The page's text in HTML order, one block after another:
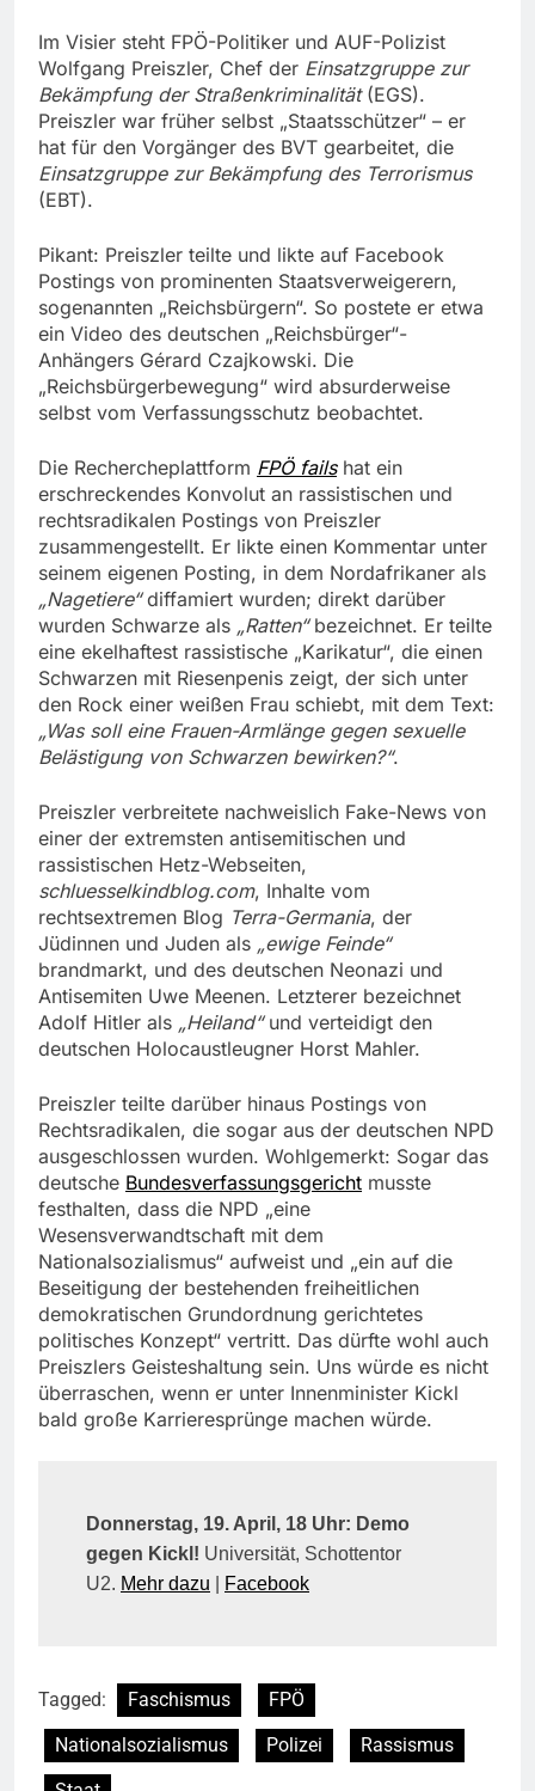
Im Visier steht FPÖ-Politiker und AUF-Polizist
Wolfgang Preiszler, Chef der Einsatzgruppe zur
Bekämpfung der Straßenkriminalität(EGS).
Preiszler war früher selbst „Staatsschützer“ – er
hat für den Vorgänger des BVT gearbeitet, die
Einsatzgruppe zur Bekämpfung des Terrorismus
(EBT).
Pikant: Preiszler teilte und likte auf Facebook
Postings von prominenten Staatsverweigerern,
sogenannten „Reichsbürgern“. So postete er etwa
ein Video des deutschen „Reichsbürger“-
Anhängers Gérard Czajkowski. Die
„Reichsbürgerbewegung“ wird absurderweise
selbst vom Verfassungsschutz beobachtet.
Die Rechercheplattform FPÖ failshat ein
erschreckendes Konvolut an rassistischen und
rechtsradikalen Postings von Preiszler
zusammengestellt. Er likte einen Kommentar unter
seinem eigenen Posting, in dem Nordafrikaner als
„Nagetiere“diffamiert wurden; direkt darüber
wurden Schwarze als „Ratten“bezeichnet. Er teilte
eine ekelhaftest rassistische „Karikatur“, die einen
Schwarzen mit Riesenpenis zeigt, der sich unter
den Rock einer weißen Frau schiebt, mit dem Text:
„Was soll eine Frauen-Armlänge gegen sexuelle
Belästigung von Schwarzen bewirken?“.
Preiszler verbreitete nachweislich Fake-News von
einer der extremsten antisemitischen und
rassistischen Hetz-Webseiten,
schluesselkindblog.com, Inhalte vom
rechtsextremen Blog Terra-Germania, der
Jüdinnen und Juden als „ewige Feinde“
brandmarkt, und des deutschen Neonazi und
Antisemiten Uwe Meenen. Letzterer bezeichnet
Adolf Hitler als „Heiland“und verteidigt den
deutschen Holocaustleugner Horst Mahler.
Preiszler teilte darüber hinaus Postings von
Rechtsradikalen, die sogar aus der deutschen NPD
ausgeschlossen wurden. Wohlgemerkt: Sogar das
deutsche Bundesverfassungsgericht musste
festhalten, dass die NPD „eine
Wesensverwandtschaft mit dem
Nationalsozialismus“ aufweist und „ein auf die
Beseitigung der bestehenden freiheitlichen
demokratischen Grundordnung gerichtetes
politisches Konzept“ vertritt. Das dürfte wohl auch
Preiszlers Geisteshaltung sein. Uns würde es nicht
überraschen, wenn er unter Innenminister Kickl
bald große Karrieresprünge machen würde.
Donnerstag, 19. April, 18 Uhr: Demo
gegen Kickl! Universität, Schottentor
U2. Mehr dazu Facebook
Tagged: Faschismus
FPÖ
Nationalsozialismus
Polizei
Rassismus